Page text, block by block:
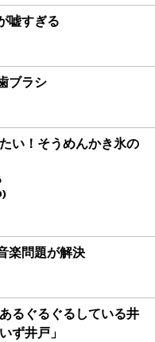
嘘すぎる
ブラシ
い！そうめんかき氷の
楽問題が解決
るぐるぐるしている井
ず井戸」